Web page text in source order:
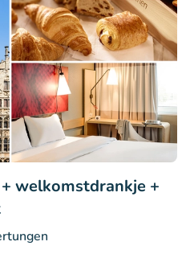
welkomstdrankje +